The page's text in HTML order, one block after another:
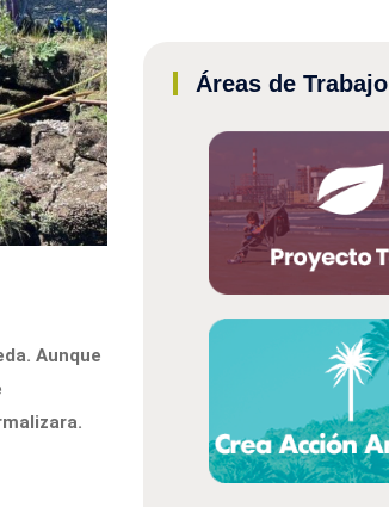
Aunque
Áreas de Trabajo